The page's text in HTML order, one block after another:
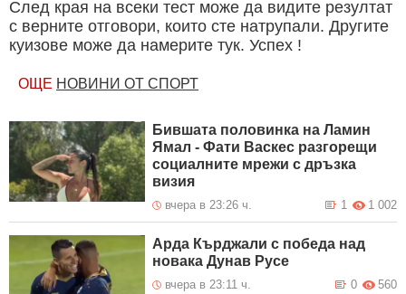
След края на всеки тест може да видите резултат
с верните отговори, които сте натрупали. Другите
куизове може да намерите тук. Успех !
ОЩЕ НОВИНИ ОТ СПОРТ
Бившата половинка на Ламин
Ямал - Фати Васкес разгорещи
социалните мрежи с дръзка
визия
вчера в 23:26 ч. 1 002
1
Арда Кърджали с победа над
новака Дунав Русе
вчера в 23:11 ч. 560
0